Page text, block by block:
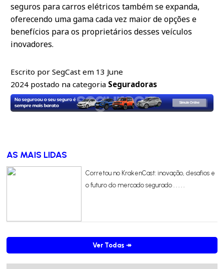
seguros para carros elétricos também se expanda,
oferecendo uma gama cada vez maior de opções e
benefícios para os proprietários desses veículos
inovadores.
Escrito por SegCast em 13 June
2024 postado na categoria Seguradoras
AS MAIS LIDAS
Corretou no KrakenCast: inovação, desafios e
o futuro do mercado segurado . . . . .
Ver Todas ↠